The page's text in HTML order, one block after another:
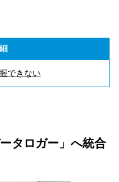
できない
タロガー」へ統合